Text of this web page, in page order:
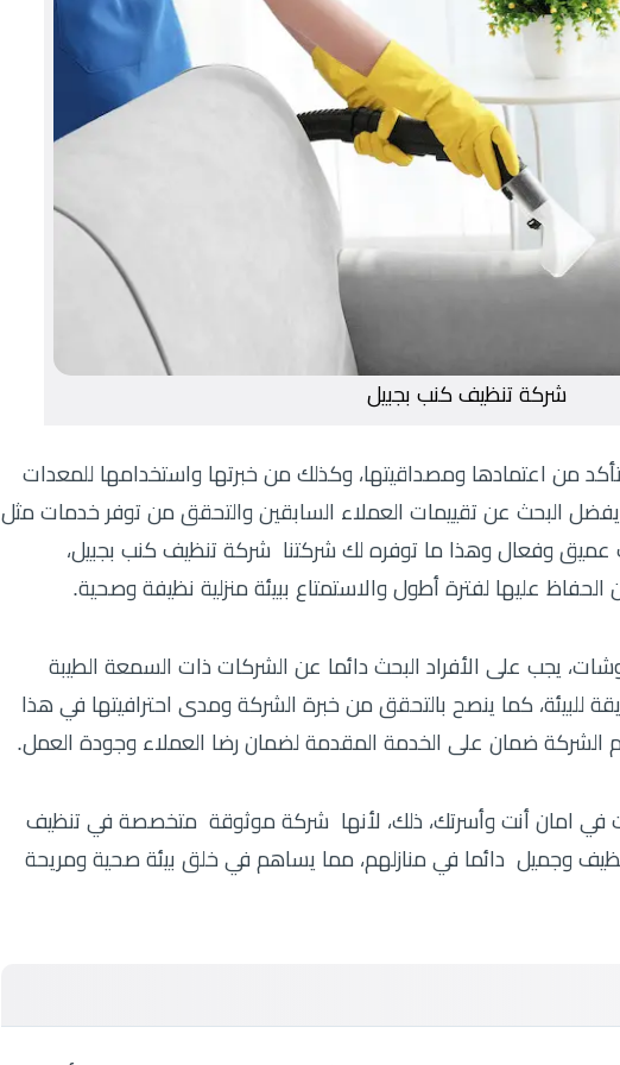
شركة تنظيف كنب بجبيل
من اعتمادها ومصداقيتها، وكذلك من خبرتها واستخدامها للمعدات
يفضل البحث عن تقييمات العملاء السابقين والتحقق من توفر خدمات مثل
عميق وفعال وهذا ما توفره لك شركتنا شركة تنظيف كنب بجبيل،
الحفاظ عليها لفترة أطول والاستمتاع ببيئة منزلية نظيفة وصحية.
يجب على الأفراد البحث دائما عن الشركات ذات السمعة الطيبة
للبيئة، كما ينصح بالتحقق من خبرة الشركة ومدى احترافيتها في هذا
الشركة ضمان على الخدمة المقدمة لضمان رضا العملاء وجودة العمل.
في امان أنت وأسرتك، ذلك، لأنها شركة موثوقة متخصصة في تنظيف
نظيف وجميل دائما في منازلهم، مما يساهم في خلق بيئة صحية ومريحة